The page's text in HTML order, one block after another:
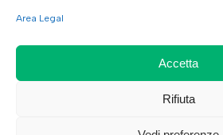
Area Legal
Accetta
Rifiuta
© 2026 De.Co.Am. Srl